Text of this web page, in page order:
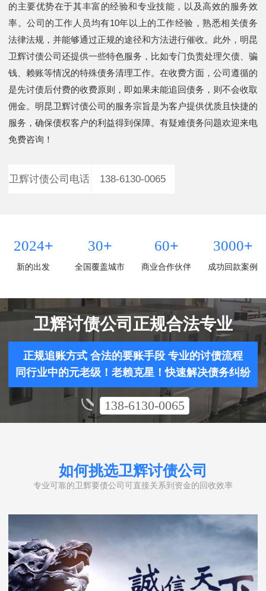
的主要优势在于其丰富的经验和专业技能，以及高效的服务效
率。公司的工作人员均有10年以上的工作经验，熟悉相关债务
法律法规，并能够通过正规的途径和方法进行催收。此外，明昆
卫辉讨债公司还提供一些特色服务，比如专门负责处理欠债、骗
钱、赖账等情况的特殊债务清理工作。在收费方面，公司遵循的
是先讨债后付费的收费原则，即如果未能追回债务，则不会收取
佣金。明昆卫辉讨债公司的服务宗旨是为客户提供优质且快捷的
服务，确保债权客户的利益得到保障。有疑难债务问题欢迎来电
免费咨询！
卫辉讨债公司电话 138-6130-0065
2024+
新的出发
30+
全国覆盖城市
60+
商业合作伙伴
3000+
成功回款案例
卫辉讨债公司正规合法专业
正规追账方式 合法的要账手段 专业的讨债流程
同行业中的元老级！老赖克星！快速解决债务纠纷
138-6130-0065
如何挑选卫辉讨债公司
专业可靠的卫辉要债公司可直接关系到资金的回收效率